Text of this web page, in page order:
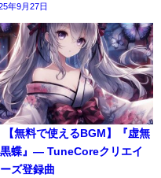
年9月27日
【無料で使えるBGM】『虚無
黒蝶』― TuneCoreクリエイ
ズ登録曲